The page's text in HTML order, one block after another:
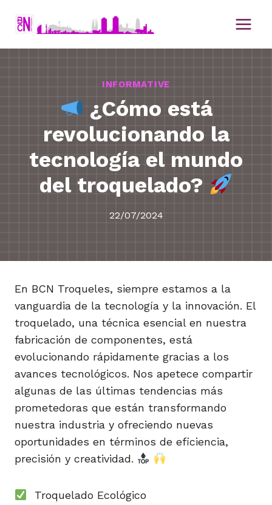
INFORMATIVE
¿Cómo está
revolucionando la
tecnología el mundo
del troquelado?
22/07/2024
En BCN Troqueles, siempre estamos a la
vanguardia de la tecnología y la innovación. El
troquelado, una técnica esencial en nuestra
fabricación de componentes, está
evolucionando rápidamente gracias a los
avances tecnológicos. Nos apetece compartir
algunas de las últimas tendencias más
prometedoras que están transformando
nuestra industria y ofreciendo nuevas
oportunidades en términos de eficiencia,
precisión y creatividad.
Troquelado Ecológico